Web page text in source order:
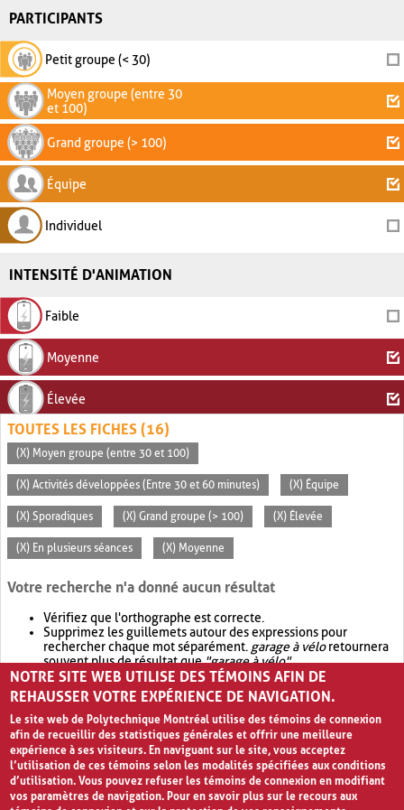
PARTICIPANTS
Petit groupe (< 30)
Moyen groupe (entre 30
et 100)
Grand groupe (> 100)
Équipe
Individuel
INTENSITÉ D'ANIMATION
Faible
Moyenne
Élevée
TOUTES LES FICHES (16)
(X) Moyen groupe (entre 30 et 100)
(X) Activités développées (Entre 30 et 60 minutes) (X) Équipe
(X) Sporadiques (X) Grand groupe (> 100) (X) Élevée
(X) En plusieurs séances (X) Moyenne
Votre recherche n'a donné aucun résultat
Vérifiez que l'orthographe est correcte.
Supprimez les guillemets autour des expressions pour
rechercher chaque mot séparément. garage à véloretournera
souvent plus de résultat que"garage à vélo".
Envisagez d'élargir votre recherche avec OR.garage OR vélo
retournera souvent plus de résultat quegarage à vélo
NOTRE SITE WEB UTILISE DES TÉMOINS AFIN DE
REHAUSSER VOTRE EXPÉRIENCE DE NAVIGATION.
Le site web de Polytechnique Montréal utilise des témoins de connexion
afin de recueillir des statistiques générales et offrir une meilleure
expérience à ses visiteurs. En naviguant sur le site, vous acceptez
l’utilisation de ces témoins selon les modalités spécifiées aux conditions
d’utilisation. Vous pouvez refuser les témoins de connexion en modifiant
vos paramètres de navigation. Pour en savoir plus sur le recours aux